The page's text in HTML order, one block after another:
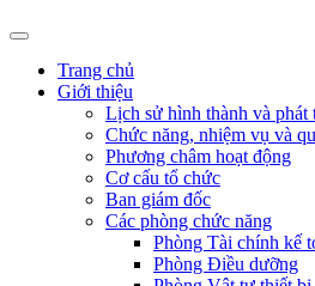
Trang chủ
Giới thiệu
Lịch sử hình thành và phát
Chức năng, nhiệm vụ và
Phương châm hoạt động
Cơ cấu tổ chức
Ban giám đốc
Các phòng chức năng
Phòng Tài chính kế
Phòng Điều dưỡng